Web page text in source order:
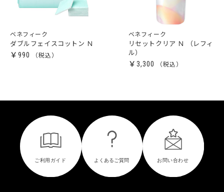
ベネフィーク
ダブルフェイスコットン Ｎ
￥990
ベネフィーク
リセットクリア Ｎ （レフィ
ル）
￥3,300